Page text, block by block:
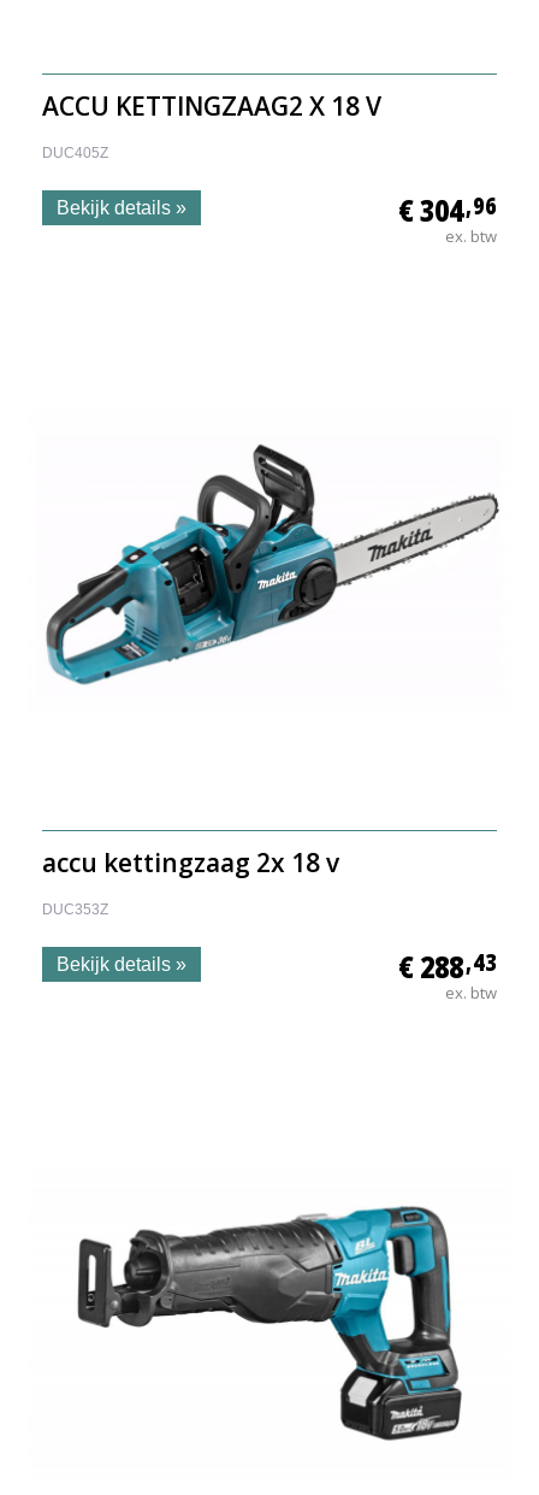
ACCU KETTINGZAAG2 X 18 V
DUC405Z
€ 304,96
ex. btw
Bekijk details »
accu kettingzaag 2x 18 v
DUC353Z
€ 288,43
ex. btw
Bekijk details »